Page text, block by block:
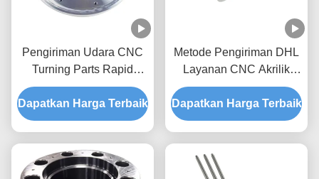
Pengiriman Udara CNC
Turning Parts Rapid
Prototyping Cnc Parts
Machining Services
Custom Precision Metal
Dapatkan Harga Terbaik
Metode Pengiriman DHL
Layanan CNC Akrilik
Pengiriman pemotongan
dan ukiran yang tepat
Sampel Perlu membayar
Dapatkan Harga Terbaik